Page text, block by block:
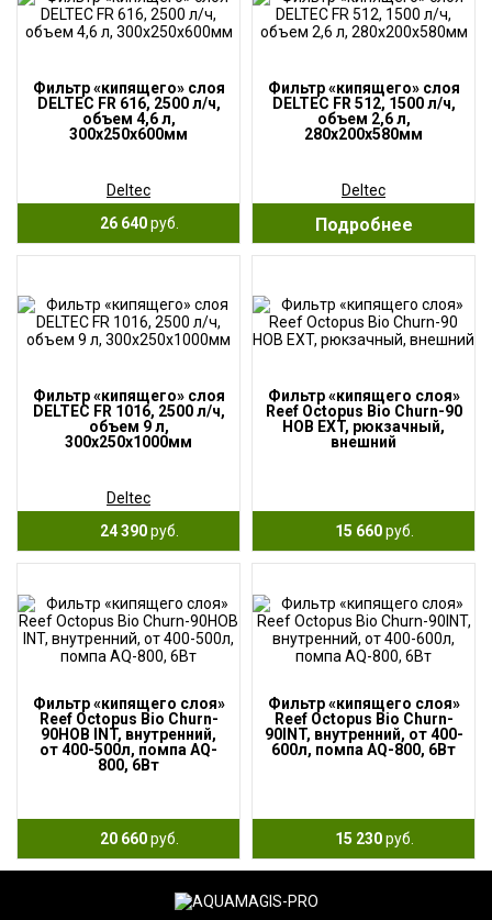
Фильтр «кипящего» слоя
DELTEC FR 616, 2500 л/ч,
объем 4,6 л,
300х250х600мм
Deltec
26 640руб.
Фильтр «кипящего» слоя
DELTEC FR 512, 1500 л/ч,
объем 2,6 л,
280х200х580мм
Deltec
Подробнее
Фильтр «кипящего» слоя
DELTEC FR 1016, 2500 л/ч,
объем 9 л,
300х250х1000мм
Deltec
24 390руб.
Фильтр «кипящего слоя»
Reef Octopus Bio Churn-90
HOB EXT, рюкзачный,
внешний
15 660руб.
Фильтр «кипящего слоя»
Reef Octopus Bio Churn-
90HOB INT, внутренний,
от 400-500л, помпа AQ-
800, 6Вт
20 660руб.
Фильтр «кипящего слоя»
Reef Octopus Bio Churn-
90INT, внутренний, от 400-
600л, помпа AQ-800, 6Вт
15 230руб.